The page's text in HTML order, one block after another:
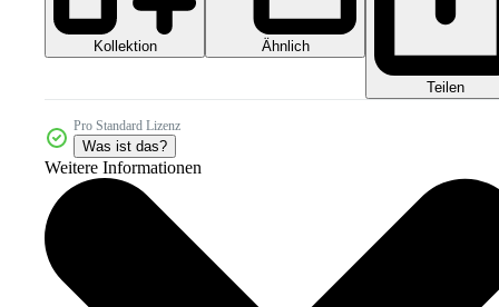
Kollektion Ähnlich
Teilen
Pro Standard Lizenz
Was ist das?
Weitere Informationen